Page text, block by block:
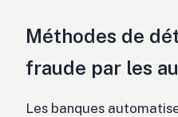
Méthodes de
fraude par les
Les banques